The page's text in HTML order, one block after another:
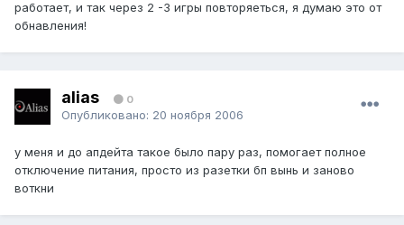
работает, и так через 2 -3 игры повторяеться, я думаю это от
обнавления!
alias 0
Опубликовано: 20 ноября 2006
у меня и до апдейта такое было пару раз, помогает полное
отключение питания, просто из разетки бп вынь и заново
воткни